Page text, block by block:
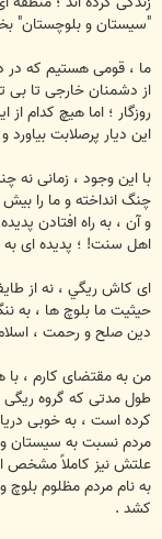
"سیستان و بلوچستان"
ما ، قومی هستیم که در
از دشمنان خارجی تا
روزگار ؛ اما هیچ کدام
این دیار پرصلابت
با این وجود ، زمانی نه
چنگ انداخته و ما را
و آن ، به راه افتادن
اهل سنت! ؛ پدیده ای به
ای کاش ريگي ، نه از
حیثیت ما بلوچ ها ، به
دین صلح و رحمت ،
من به مقتضای کارم ، با
طول مدتی که گروه ریگی ،
کرده است ، به خوبی
مردم نسبت به سیستان و
علتش نیز کاملاً مشخص
به نام مردم مظلوم
کشد .